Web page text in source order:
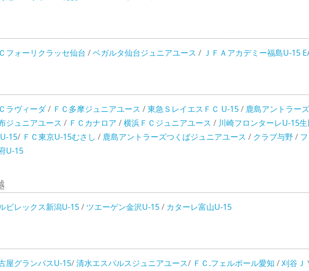
フォーリクラッセ仙台 /ベガルタ仙台ジュニアユース / ＪＦＡアカデミー福島U-15
ラヴィーダ/ ＦＣ多摩ジュニアユース /東急ＳレイエスＦＣ U-15/ 鹿島アントラー
ジュニアユース / ＦＣカナロア /横浜ＦＣジュニアユース / 川崎フロンターレU-15生
15/ ＦＣ東京U-15むさし / 鹿島アントラーズつくばジュニアユース / クラブ与野 /
U-15
ビレックス新潟U-15/ ツエーゲン金沢U-15/ カターレ富山U-15
屋グランパスU-15/清水エスパルスジュニアユース/ ＦＣ.フェルボール愛知 /刈谷Ｊ